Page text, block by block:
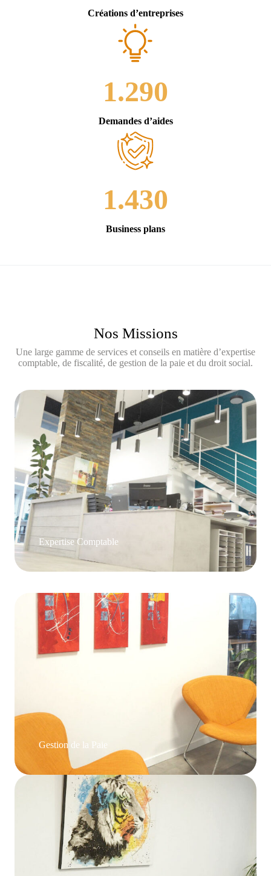
Créations d’entreprises
1.290
Demandes d’aides
1.430
Business plans
Nos Missions
Une large gamme de services et conseils en matière d’expertise
comptable, de fiscalité, de gestion de la paie et du droit social.
Expertise Comptable
Gestion de la Paie